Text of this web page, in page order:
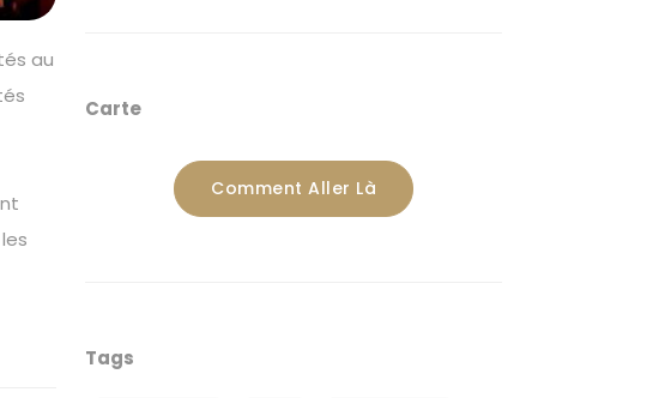
au
Carte
Comment Aller Là
Tags